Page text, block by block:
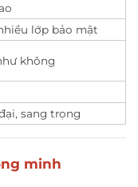
lớp bảo mật
không
sang trọng
minh